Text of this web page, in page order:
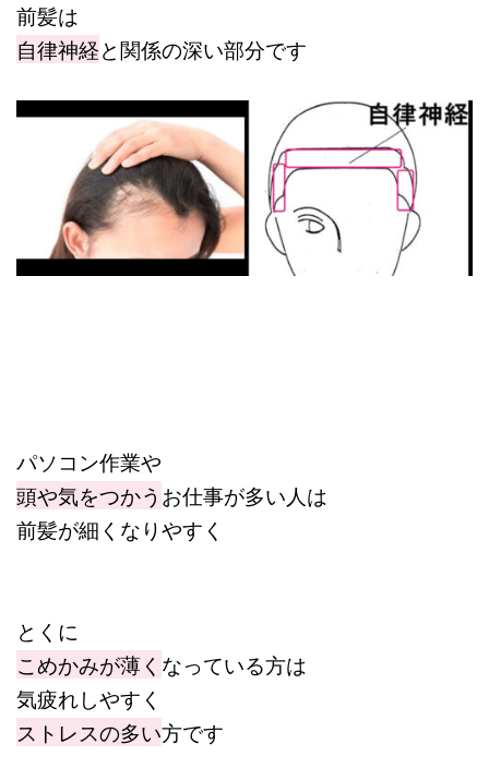
前髪は
自律神経と関係の深い部分です
パソコン作業や
頭や気をつかう お仕事が多い人は
前髪が細くなりやすく
とくに
こめかみが薄く なっている方は
気疲れしやすく
ストレスの多い方です